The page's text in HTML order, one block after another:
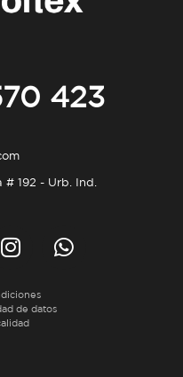
423
192 - Urb. Ind.
de datos